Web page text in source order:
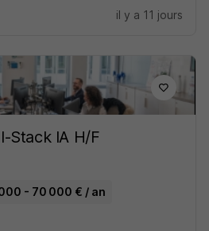
il y a 11 jours
Stack IA H/F
- 70 000 € / an